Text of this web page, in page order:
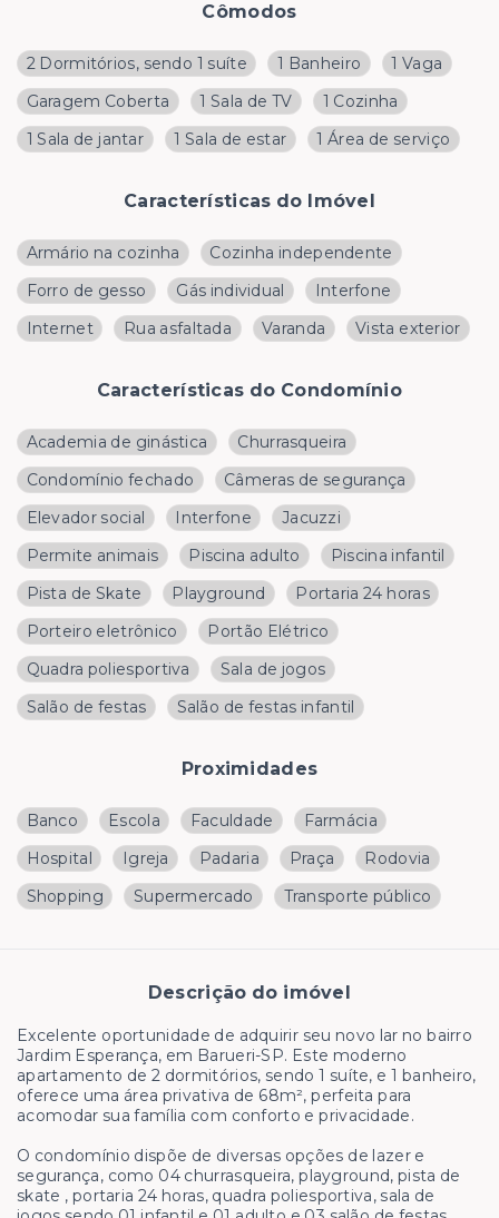
Cômodos
2 Dormitórios, sendo 1 suíte 1 Banheiro
1 Vaga
Garagem Coberta
1 Sala de TV
1 Cozinha
1 Sala de jantar
1 Sala de estar 1 Área de serviço
Características do Imóvel
Armário na cozinha
Cozinha independente
Forro de gesso
Gás individual
Interfone
Internet
Rua asfaltada Varanda Vista exterior
Características do Condomínio
Academia de ginástica
Churrasqueira
Condomínio fechado
Câmeras de segurança
Elevador social
Interfone
Jacuzzi
Permite animais
Piscina adulto
Piscina infantil
Pista de Skate
Playground
Portaria 24 horas
Porteiro eletrônico
Portão Elétrico
Quadra poliesportiva
Sala de jogos
Salão de festas
Salão de festas infantil
Proximidades
Banco Escola Faculdade
Farmácia
Hospital
Igreja Padaria Praça
Rodovia
Shopping
Supermercado Transporte público
Descrição do imóvel
Excelente oportunidade de adquirir seu novo lar no bairro
Jardim Esperança, em Barueri-SP. Este moderno
apartamento de 2 dormitórios, sendo 1 suíte, e 1 banheiro,
oferece uma área privativa de 68m², perfeita para
acomodar sua família com conforto e privacidade.
O condomínio dispõe de diversas opções de lazer e
segurança, como 04 churrasqueira, playground, pista de
skate , portaria 24 horas, quadra poliesportiva, sala de